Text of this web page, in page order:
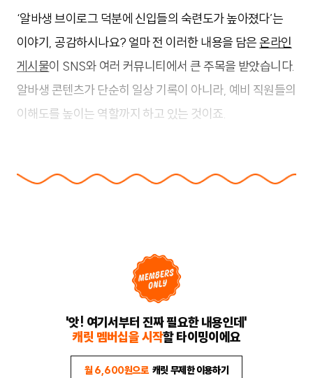
‘알바생 브이로그 덕분에 신입들의 숙련도가 높아졌다’는
이야기, 공감하시나요? 얼마 전 이러한 내용을 담은온라인
게시물이 SNS와 여러 커뮤니티에서 큰 주목을 받았습니다.
알바생 콘텐츠가 단순히 일상 기록이 아니라, 예비 직원들의
이해도를 높이는 역할까지 하고 있는 것이죠.
'앗! 여기서부터 진짜 필요한 내용인데'
캐릿 멤버십을 시작할 타이밍이에요
월 6,600원으로 캐릿 무제한 이용하기